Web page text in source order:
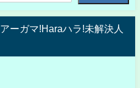
ーガマ!Haraハラ!未解決人